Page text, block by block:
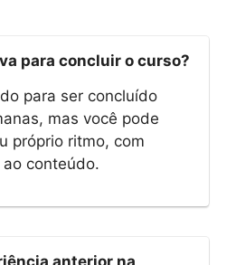
para concluir o curso?
para ser concluído
mas você pode
próprio ritmo, com
conteúdo.